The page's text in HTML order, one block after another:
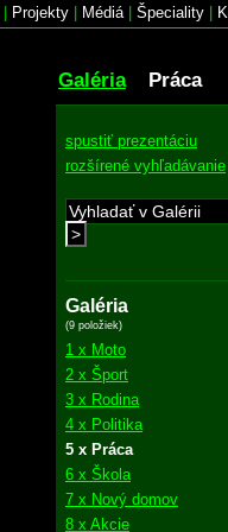
Projekty Médiá| Špeciality
Galéria Práca
spustiť prezentáciu
rozšírené vyhľadávanie
>
Galéria
(9 položiek)
1 x Moto
2 x Šport
3 x Rodina
4 x Politika
5 x Práca
6 x Škola
7 x Nový domov
8 x Akcie